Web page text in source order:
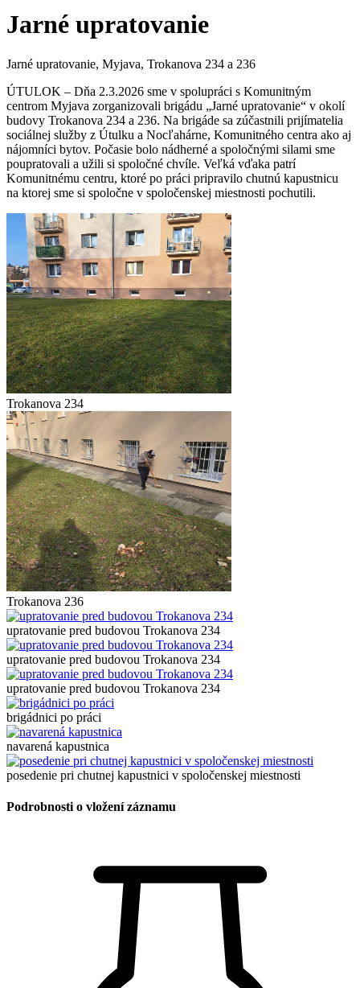
Jarné upratovanie
Jarné upratovanie, Myjava, Trokanova 234 a 236
ÚTULOK – Dňa 2.3.2026 sme v spolupráci s Komunitným
centrom Myjava zorganizovali brigádu „Jarné upratovanie“ v okolí
budovy Trokanova 234 a 236. Na brigáde sa zúčastnili prijímatelia
sociálnej služby z Útulku a Nocľahárne, Komunitného centra ako aj
nájomníci bytov. Počasie bolo nádherné a spoločnými silami sme
poupratovali a užili si spoločné chvíle. Veľká vďaka patrí
Komunitnému centru, ktoré po práci pripravilo chutnú kapustnicu
na ktorej sme si spoločne v spoločenskej miestnosti pochutili.
Trokanova 234
Trokanova 236
upratovanie pred budovou Trokanova 234
upratovanie pred budovou Trokanova 234
upratovanie pred budovou Trokanova 234
brigádnici po práci
navarená kapustnica
posedenie pri chutnej kapustnici v spoločenskej miestnosti
Podrobnosti o vložení záznamu